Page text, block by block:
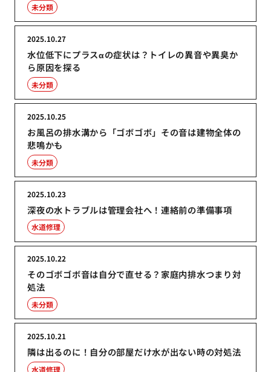
未分類
水位低下にプラスαの症状は？トイレの異音や異臭か
ら原因を探る
2025.10.27
未分類
お風呂の排水溝から「ゴボゴボ」その音は建物全体の
悲鳴かも
2025.10.25
未分類
深夜の水トラブルは管理会社へ！連絡前の準備事項
2025.10.23
水道修理
そのゴボゴボ音は自分で直せる？家庭内排水つまり対
処法
2025.10.22
未分類
隣は出るのに！自分の部屋だけ水が出ない時の対処法
2025.10.21
水道修理